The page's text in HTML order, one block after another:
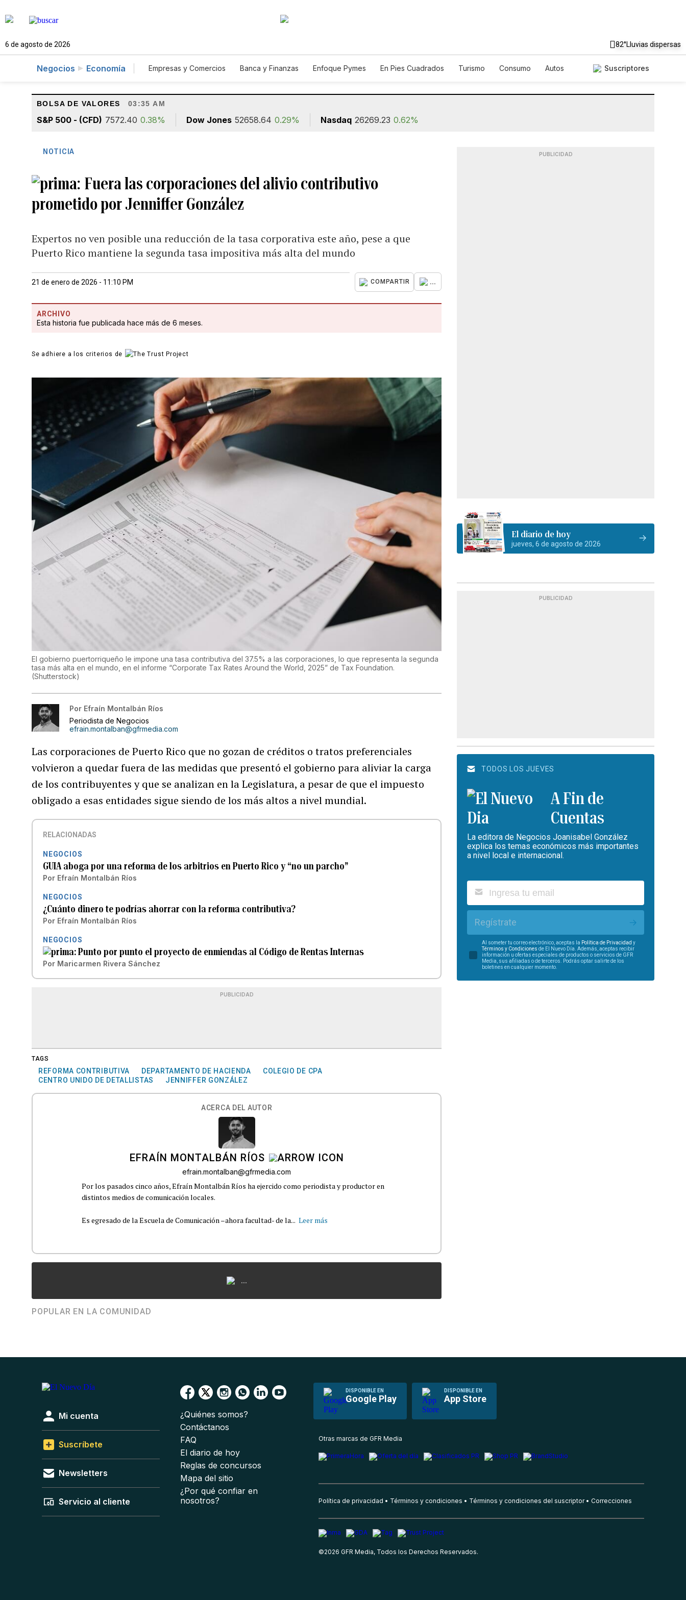
6 de agosto de 2026 82°Lluvias dispersas
Negocios Economía Empresas y Comercios Banca y Finanzas Enfoque Pymes En Pies Cuadrados Turismo Consumo
Autos
Suscriptores
BOLSA DE VALORES 03:35 AM
S&P 500 - (CFD) 7572.40 0.38% Dow Jones 52658.64 0.29% Nasdaq 26269.23 0.62%
NOTICIA
Fuera las corporaciones del alivio contributivo
prometido por Jenniffer González
Expertos no ven posible una reducción de la tasa corporativa este año, pese a que
Puerto Rico mantiene la segunda tasa impositiva más alta del mundo
21 de enero de 2026 - 11:10 PM COMPARTIR ...
ARCHIVO
Esta historia fue publicada hace más de 6 meses.
Se adhiere a los criterios de
El gobierno puertorriqueño le impone una tasa contributiva del 37.5% a las corporaciones, lo que representa la segunda
tasa más alta en el mundo, en el informe “Corporate Tax Rates Around the World, 2025” de Tax Foundation.
(Shutterstock)
Por Efraín Montalbán Ríos
Periodista de Negocios
efrain.montalban@gfrmedia.com
Las corporaciones de Puerto Rico que no gozan de créditos o tratos preferenciales
volvieron a quedar fuera de las medidas que presentó el gobierno para aliviar la carga
de los contribuyentes y que se analizan en la Legislatura, a pesar de que el impuesto
obligado a esas entidades sigue siendo de los más altos a nivel mundial.
RELACIONADAS
NEGOCIOS
GUIA aboga por una reforma de los arbitrios en Puerto Rico y “no un parcho”
Por Efraín Montalbán Ríos
NEGOCIOS
¿Cuánto dinero te podrías ahorrar con la reforma contributiva?
Por Efraín Montalbán Ríos
NEGOCIOS
Punto por punto el proyecto de enmiendas al Código de Rentas Internas
Por Maricarmen Rivera Sánchez
PUBLICIDAD
TAGS
REFORMA CONTRIBUTIVA DEPARTAMENTO DE HACIENDA
COLEGIO DE CPA
CENTRO UNIDO DE DETALLISTAS
JENNIFFER GONZÁLEZ
ACERCA DEL AUTOR
EFRAÍN MONTALBÁN RÍOS
efrain.montalban@gfrmedia.com
Por los pasados cinco años, Efraín Montalbán Ríos ha ejercido como periodista y productor en
distintos medios de comunicación locales.
Es egresado de la Escuela de Comunicación –ahora facultad- de la... Leer más
...
POPULAR EN LA COMUNIDAD
PUBLICIDAD
El diario de hoy
jueves, 6 de agosto de 2026
PUBLICIDAD
TODOS LOS JUEVES
A Fin de
Cuentas
La editora de Negocios Joanisabel González
explica los temas económicos más importantes
a nivel local e internacional.
Regístrate
Al someter tu correo electrónico, aceptas la Política de Privacidad y
Términos y Condiciones de El Nuevo Día. Además, aceptas recibir
información u ofertas especiales de productos o servicios de GFR
Media, sus afiliadas o de terceros. Podrás optar salirte de los
boletines en cualquier momento.
DISPONIBLE EN
Google Play
DISPONIBLE EN
App Store
Mi cuenta
Suscríbete
Newsletters
Servicio al cliente
¿Quiénes somos?
Contáctanos
FAQ
El diario de hoy
Reglas de concursos
Mapa del sitio
¿Por qué confiar en
nosotros?
Otras marcas de GFR Media
Política de privacidad Términos y condiciones Términos y condiciones del suscriptor Correcciones
©2026 GFR Media, Todos los Derechos Reservados.